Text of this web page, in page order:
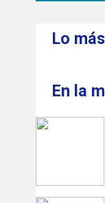
Lo
En la